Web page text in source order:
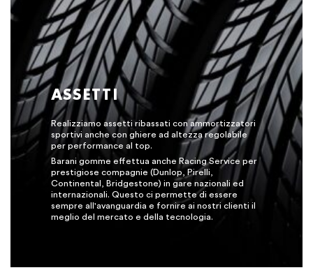
ASSETTI
Realizziamo assetti ribassati con ammortizzatori
sportivi anche con ghiere ad altezza regolabile
per performance al top.
Barani gomme effettua anche Racing Service per
prestigiose compagnie (Dunlop, Pirelli,
Continental, Bridgestone) in gare nazionali ed
internazionali. Questo ci permette di essere
sempre all'avanguardia e fornire ai nostri clienti il
meglio del mercato e della tecnologia.